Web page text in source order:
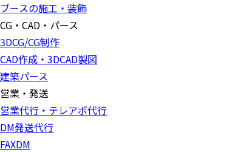
ブースの施工・装飾
CG・CAD・パース
3DCG/CG制作
CAD作成・3DCAD製図
建築パース
営業・発送
営業代行・テレアポ代行
DM発送代行
FAXDM